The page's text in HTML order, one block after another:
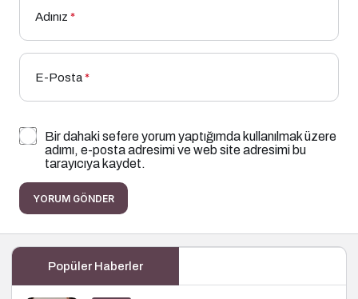
Adınız *
E-Posta*
Bir dahaki sefere yorum yaptığımda kullanılmak üzere
adımı, e-posta adresimi ve web site adresimi bu
tarayıcıya kaydet.
YORUM GÖNDER
Popüler Haberler